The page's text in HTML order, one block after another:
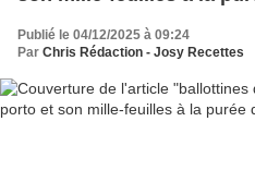
Publié le 04/12/2025 à 09:24
Par Chris Rédaction - Josy Recettes